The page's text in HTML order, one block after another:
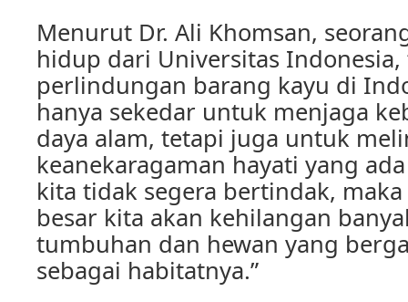
Menurut Dr. Ali Khomsan,
hidup dari Universitas Indonesia,
perlindungan barang kayu di
hanya sekedar untuk menjaga
daya alam, tetapi juga untuk
keanekaragaman hayati yang
kita tidak segera bertindak,
besar kita akan kehilangan
tumbuhan dan hewan yang
sebagai habitatnya.”